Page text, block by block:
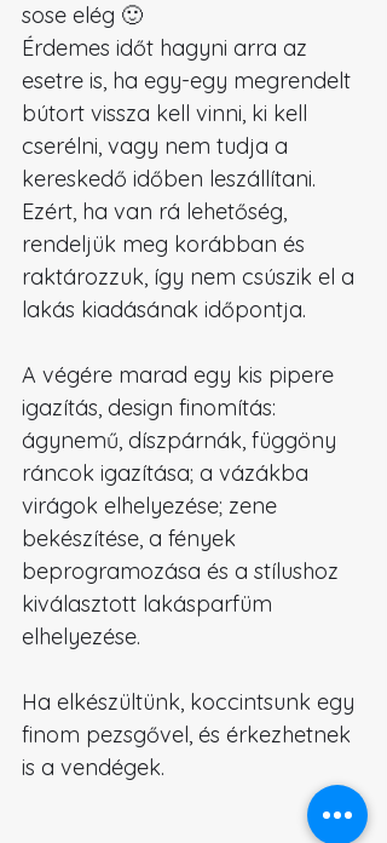
sose elég 🙂
Érdemes időt hagyni arra az
esetre is, ha egy-egy megrendelt
bútort vissza kell vinni, ki kell
cserélni, vagy nem tudja a
kereskedő időben leszállítani.
Ezért, ha van rá lehetőség,
rendeljük meg korábban és
raktározzuk, így nem csúszik el a
lakás kiadásának időpontja.
A végére marad egy kis pipere
igazítás, design finomítás:
ágynemű, díszpárnák, függöny
ráncok igazítása; a vázákba
virágok elhelyezése; zene
bekészítése, a fények
beprogramozása és a stílushoz
kiválasztott lakásparfüm
elhelyezése.
Ha elkészültünk, koccintsunk egy
finom pezsgővel, és érkezhetnek
is a vendégek.